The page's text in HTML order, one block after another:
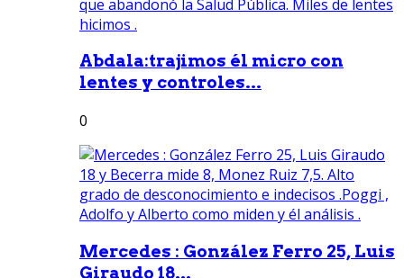
Abdala:trajimos él micro con
lentes y controles...
0
Mercedes : González Ferro 25, Luis
Giraudo 18...